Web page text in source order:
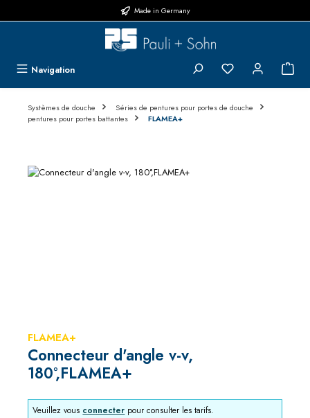
Made in Germany
Navigation Vous avez 0
Systèmes de douche
Séries de pentures pour portes de douche
pentures pour portes battantes
FLAMEA+
Ignorer la galerie d'images
FLAMEA+
Connecteur d'angle v-v,
180°,FLAMEA+
Veuillez vous connecter pour consulter les tarifs.